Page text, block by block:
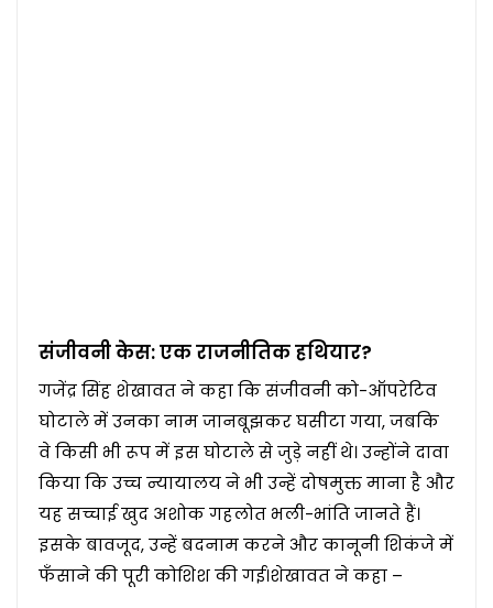
संजीवनी केस: एक राजनीतिक हथियार?
गजेंद्र सिंह शेखावत ने कहा कि संजीवनी को-ऑपरेटिव
घोटाले में उनका नाम जानबूझकर घसीटा गया, जबकि
वे किसी भी रूप में इस घोटाले से जुड़े नहीं थे। उन्होंने दावा
किया कि उच्च न्यायालय ने भी उन्हें दोषमुक्त माना है और
यह सच्चाई खुद अशोक गहलोत भली-भांति जानते हैं।
इसके बावजूद, उन्हें बदनाम करने और कानूनी शिकंजे में
फँसाने की पूरी कोशिश की गई।शेखावत ने कहा –